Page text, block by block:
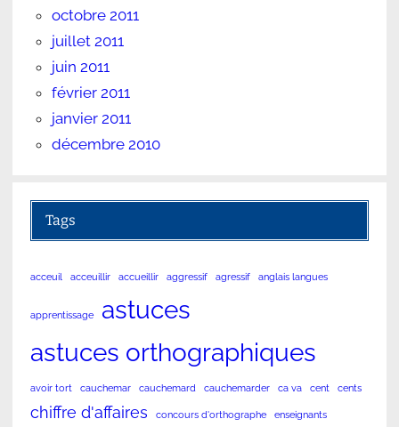
octobre 2011
juillet 2011
juin 2011
février 2011
janvier 2011
décembre 2010
Tags
acceuil acceuillir accueillir aggressif agressif anglais langues
apprentissage
astuces
astuces orthographiques
avoir tort cauchemar cauchemard cauchemarder ca va cent cents
chiffre d'affaires concours d'orthographe enseignants